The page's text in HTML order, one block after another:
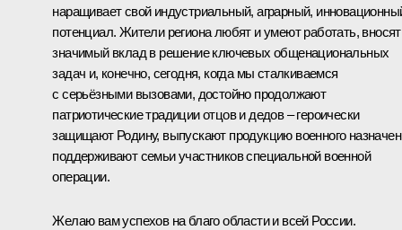
наращивает свой индустриальный, аграрный,
потенциал. Жители региона любят и умеют работать, вносят
значимый вклад в решение ключевых общенациональных
задач и, конечно, сегодня, когда мы сталкиваемся
с серьёзными вызовами, достойно продолжают
патриотические традиции отцов и дедов – героически
защищают Родину, выпускают продукцию военного
поддерживают семьи участников специальной военной
операции.
Желаю вам успехов на благо области и всей России.